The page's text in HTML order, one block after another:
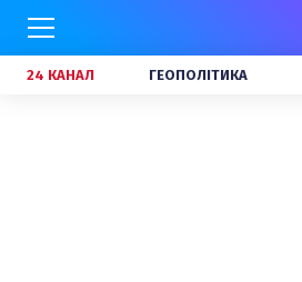
24 КАНАЛ ГЕОПОЛІТИКА